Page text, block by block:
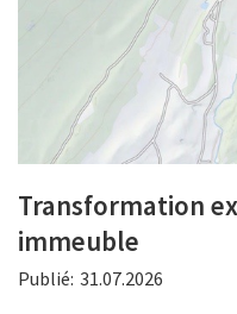
Transformation
immeuble
Publié: 31.07.2026